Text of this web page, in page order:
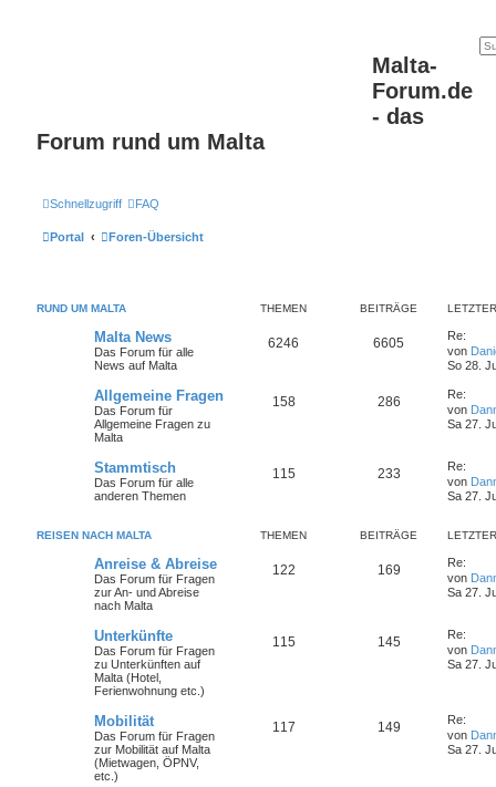
Malta-
Forum.de
- das
Forum rund um Malta
Schnellzugriff FAQ
Portal Foren-Übersicht
RUND UM MALTA THEMEN BEITRÄGE
Malta News
Das Forum für alle
News auf Malta
6246 6605
Re:
von
So 28.
Allgemeine Fragen
Das Forum für
Allgemeine Fragen zu
Malta
158 286
Re:
von
Sa 27.
Stammtisch
Das Forum für alle
anderen Themen
115 233
Re:
von
Sa 27.
REISEN NACH MALTA THEMEN BEITRÄGE
Anreise & Abreise
Das Forum für Fragen
zur An- und Abreise
nach Malta
122 169
Re:
von
Sa 27.
Unterkünfte
Das Forum für Fragen
zu Unterkünften auf
Malta (Hotel,
Ferienwohnung etc.)
115 145
Re:
von
Sa 27.
Mobilität
Das Forum für Fragen
zur Mobilität auf Malta
(Mietwagen, ÖPNV,
etc.)
117 149
Re:
von
Sa 27.